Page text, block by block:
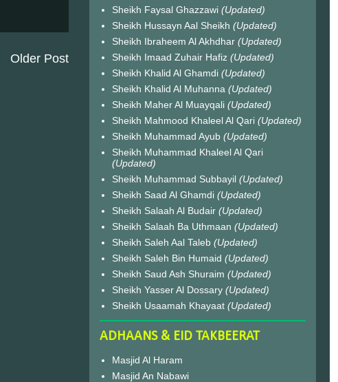
Older Post
Sheikh Faysal Ghazzawi (Updated)
Sheikh Hussayn Aal Sheikh (Updated)
Sheikh Ibraheem Al Akhdhar (Updated)
Sheikh Imaad Zuhair Hafiz (Updated)
Sheikh Khalid Al Ghamdi (Updated)
Sheikh Khalid Al Muhanna (Updated)
Sheikh Maher Al Muayqali (Updated)
Sheikh Mahmood Khaleel Al Qari (Updated)
Sheikh Muhammad Ayub (Updated)
Sheikh Muhammad Khaleel Al Qari
(Updated)
Sheikh Muhammad Subbayil (Updated)
Sheikh Saad Al Ghamdi (Updated)
Sheikh Salaah Al Budair (Updated)
Sheikh Salaah Ba Uthmaan (Updated)
Sheikh Saleh Aal Taleb (Updated)
Sheikh Saleh Bin Humaid (Updated)
Sheikh Saud Ash Shuraim (Updated)
Sheikh Yasser Al Dossary (Updated)
Sheikh Usaamah Khayaat (Updated)
ADHAANS & EID TAKBEERAT
Masjid Al Haram
Masjid An Nabawi